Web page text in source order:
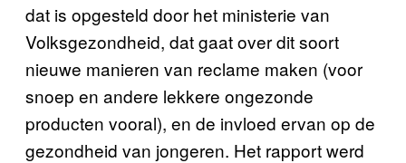
dat is opgesteld door het ministerie van
Volksgezondheid, dat gaat over dit soort
nieuwe manieren van reclame maken (voor
snoep en andere lekkere ongezonde
producten vooral), en de invloed ervan op de
gezondheid van jongeren. Het rapport werd